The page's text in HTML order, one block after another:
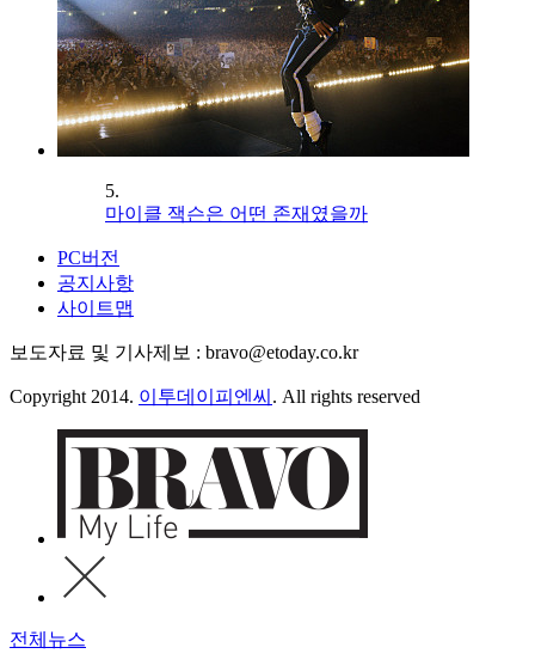
5.
마이클 잭슨은 어떤 존재였을까
PC버전
공지사항
사이트맵
보도자료 및 기사제보 : bravo@etoday.co.kr
Copyright 2014. 이투데이피엔씨 . All rights reserved
전체뉴스